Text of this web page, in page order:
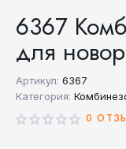
6367
для
Артикул: 6367
Категория:
0